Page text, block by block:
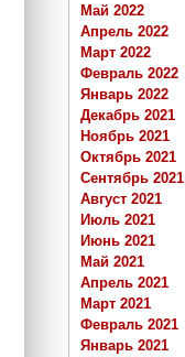
Май 2022
Апрель 2022
Март 2022
Февраль 2022
Январь 2022
Декабрь 2021
Ноябрь 2021
Октябрь 2021
Сентябрь 2021
Август 2021
Июль 2021
Июнь 2021
Май 2021
Апрель 2021
Март 2021
Февраль 2021
Январь 2021